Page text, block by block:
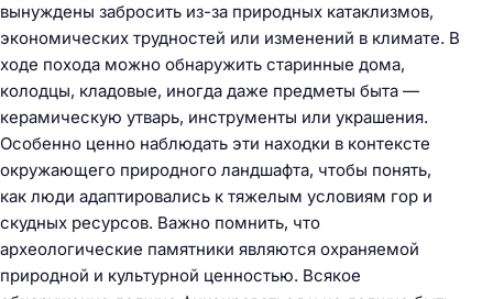
вынуждены забросить из-за природных катаклизмов,
экономических трудностей или изменений в климате. В
ходе похода можно обнаружить старинные дома,
колодцы, кладовые, иногда даже предметы быта —
керамическую утварь, инструменты или украшения.
Особенно ценно наблюдать эти находки в контексте
окружающего природного ландшафта, чтобы понять,
как люди адаптировались к тяжелым условиям гор и
скудных ресурсов. Важно помнить, что
археологические памятники являются охраняемой
природной и культурной ценностью. Всякое